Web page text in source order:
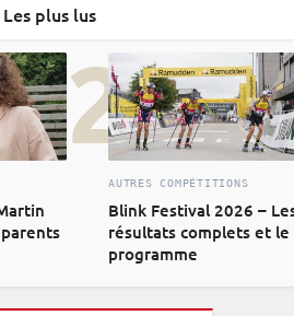
Les plus lus
2
AUTRES COMPÉTITIONS
Blink Festival 2026 –
résultats complets et le
programme